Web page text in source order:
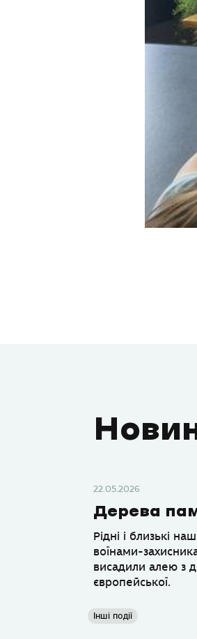
22.05.2026
Дерева
Рідні і близькі
воїнами-
висадили алею з
європейської.
Інші події